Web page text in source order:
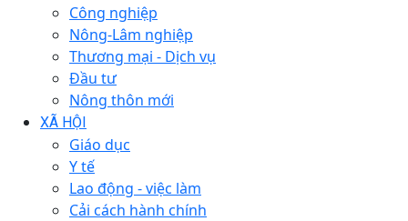
Công nghiệp
Nông-Lâm nghiệp
Thương mại - Dịch vụ
Đầu tư
Nông thôn mới
XÃ HỘI
Giáo dục
Y tế
Lao động - việc làm
Cải cách hành chính